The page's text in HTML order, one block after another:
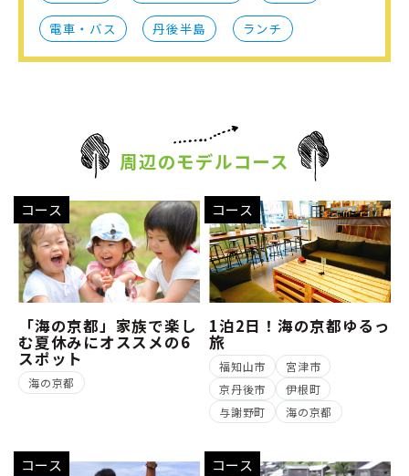
電車・バス 丹後半島 ランチ
周辺のモデルコース
コース
「海の京都」家族で楽し
む夏休みにオススメの6
スポット
海の京都
コース
1泊2日！海の京都ゆるっ
旅
福知山市
宮津市
京丹後市
伊根町
与謝野町
海の京都
コース コース